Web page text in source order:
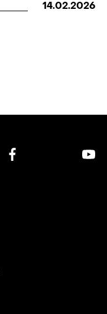
14.02.2026